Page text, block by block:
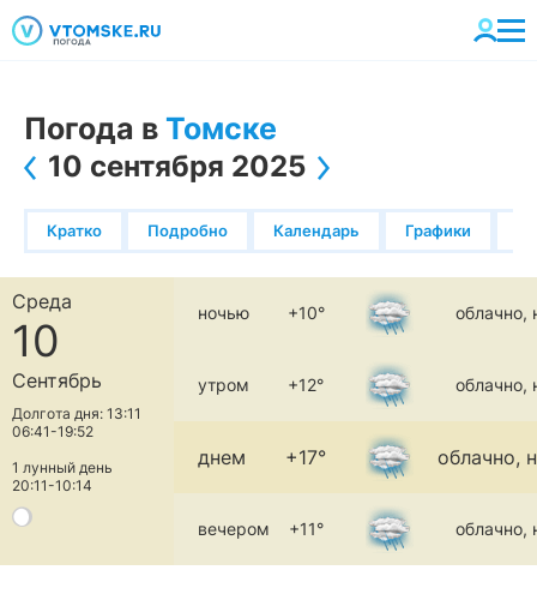
Погода в Томске
10 сентября 2025
Кратко Подробно Календарь Графики
Среда
10
Сентябрь
Долгота дня: 13:11
06:41-19:52
1 лунный день
20:11-10:14
ночью +10° облачно,
утром +12° облачно,
днем +17° облачно,
вечером +11° облачно,